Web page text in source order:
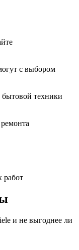
с выбором
техники
работ
и не выгоднее ли